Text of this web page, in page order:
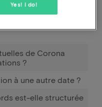
pas encore reçu de
de Corona
?
à une autre date ?
est-elle structurée
Yes! I do!